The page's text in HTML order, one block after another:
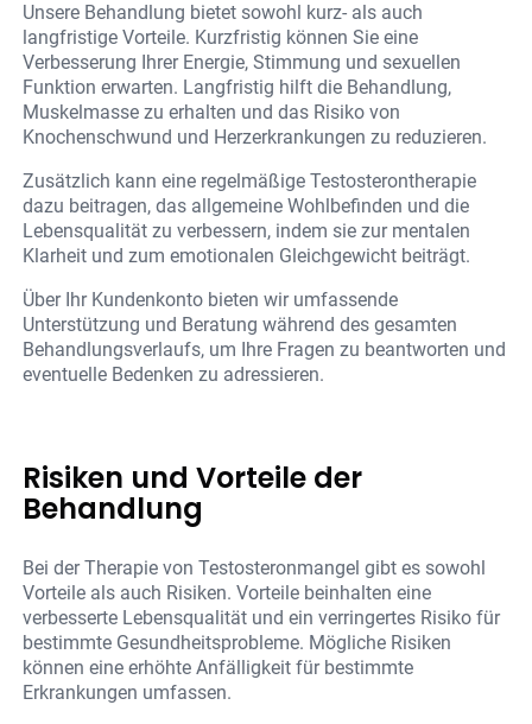
Unsere Behandlung bietet sowohl kurz- als auch
langfristige Vorteile. Kurzfristig können Sie eine
Verbesserung Ihrer Energie, Stimmung und sexuellen
Funktion erwarten. Langfristig hilft die Behandlung,
Muskelmasse zu erhalten und das Risiko von
Knochenschwund und Herzerkrankungen zu reduzieren.
Zusätzlich kann eine regelmäßige Testosterontherapie
dazu beitragen, das allgemeine Wohlbefinden und die
Lebensqualität zu verbessern, indem sie zur mentalen
Klarheit und zum emotionalen Gleichgewicht beiträgt.
Über Ihr Kundenkonto bieten wir umfassende
Unterstützung und Beratung während des gesamten
Behandlungsverlaufs, um Ihre Fragen zu beantworten und
eventuelle Bedenken zu adressieren.
Risiken und Vorteile der
Behandlung
Bei der Therapie von Testosteronmangel gibt es sowohl
Vorteile als auch Risiken. Vorteile beinhalten eine
verbesserte Lebensqualität und ein verringertes Risiko für
bestimmte Gesundheitsprobleme. Mögliche Risiken
können eine erhöhte Anfälligkeit für bestimmte
Erkrankungen umfassen.